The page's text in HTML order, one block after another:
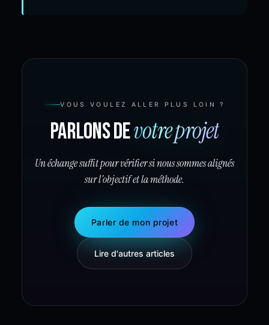
VOUS VOULEZ ALLER PLUS LOIN ?
Parlons devotre projet
Un échange suffit pour vérifier si nous sommes alignés
sur l'objectif et la méthode.
Parler de mon projet
Lire d'autres articles